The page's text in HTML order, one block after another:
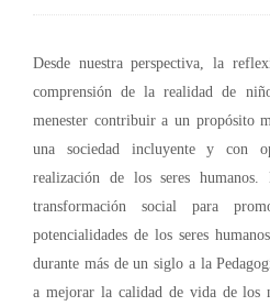
Desde nuestra perspectiva, la
comprensión de la realidad de
menester contribuir a un propósito
una sociedad incluyente y con
realización de los seres
transformación social para
potencialidades de los seres
durante más de un siglo a la
a mejorar la calidad de vida de los